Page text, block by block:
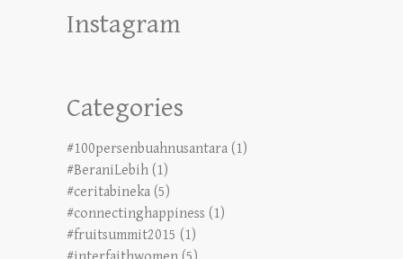
Instagram
Categories
#100persenbuahnusantara (1)
#BeraniLebih (1)
#ceritabineka (5)
#connectinghappiness (1)
#fruitsummit2015 (1)